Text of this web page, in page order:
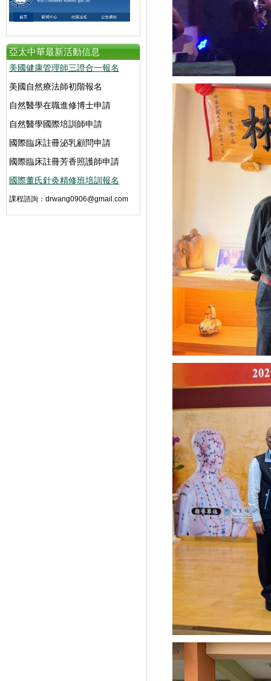
亞太中華最新活動信息
美國健康管理師三證合一報名
美國自然療法師初階報名
自然醫學在職進修博士申請
自然醫學國際培訓師申請
國際臨床註冊泌乳顧問申請
國際臨床註冊芳香照護師申請
國際董氏針灸精修班培訓報名
課程諮詢： drwang0906@gmail.com